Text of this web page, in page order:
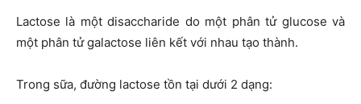
Lactose là một disaccharide do một phân tử glucose và
một phân tử galactose liên kết với nhau tạo thành.
Trong sữa, đường lactose tồn tại dưới 2 dạng: